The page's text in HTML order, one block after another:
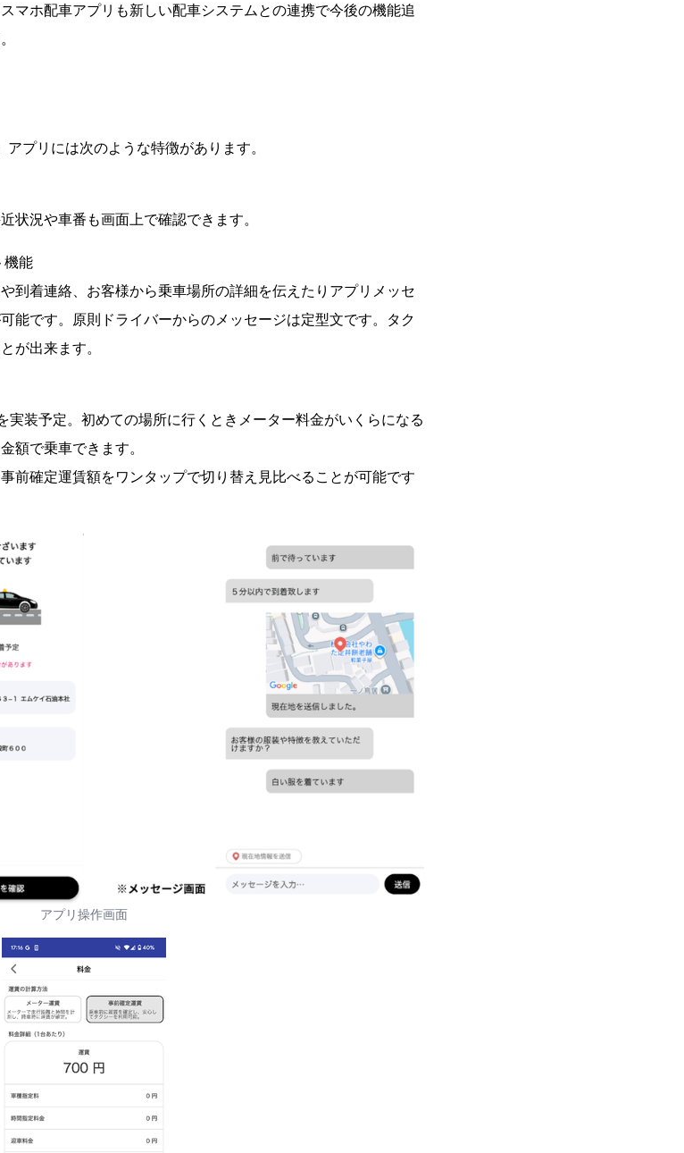
マホ配車アプリも新しい配車システムとの連携で今後の機能追
プリには次のような特徴があります。
状況や車番も画面上で確認できます。
機能
到着連絡、お客様から乗車場所の詳細を伝えたりアプリメッセ
能です。原則ドライバーからのメッセージは定型文です。タク
が出来ます。
装予定。初めての場所に行くときメーター料金がいくらになる
額で乗車できます。
前確定運賃額をワンタップで切り替え見比べることが可能です
アプリ操作画面